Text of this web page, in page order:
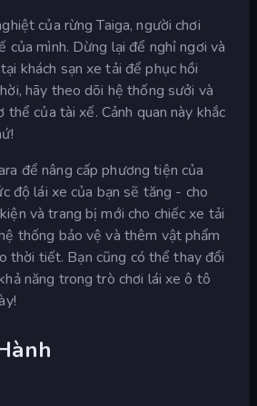
của rừng Taiga, người chơi
của mình. Dừng lại để nghỉ ngơi và
khách sạn xe tải để phục hồi
hãy theo dõi hệ thống sưởi và
của tài xế. Cảnh quan này khắc
để nâng cấp phương tiện của
độ lái xe của bạn sẽ tăng - cho
và trang bị mới cho chiếc xe tải
thống bảo vệ và thêm vật phẩm
thời tiết. Bạn cũng có thể thay đổi
năng trong trò chơi lái xe ô tô